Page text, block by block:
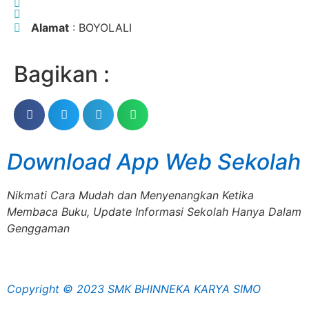
Alamat : BOYOLALI
Bagikan :
Download App Web Sekolah
Nikmati Cara Mudah dan Menyenangkan Ketika
Membaca Buku, Update Informasi Sekolah Hanya Dalam
Genggaman
Copyright © 2023 SMK BHINNEKA KARYA SIMO